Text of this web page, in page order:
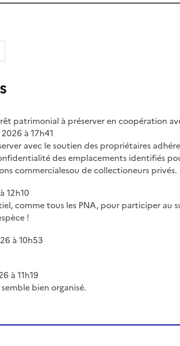
par email
patrimonial à préserver en coopération
à 17h41
avec le soutien des propriétaires
des emplacements identifiés
commercialesou de collectioneurs privés.
12h10
comme tous les PNA, pour participer au
!
à 10h53
à 11h19
bien organisé.